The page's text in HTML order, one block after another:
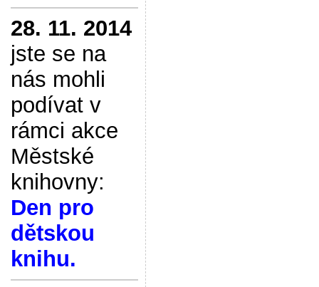
28. 11. 2014
jste se na
nás mohli
podívat v
rámci akce
Městské
knihovny:
Den pro
dětskou
knihu.